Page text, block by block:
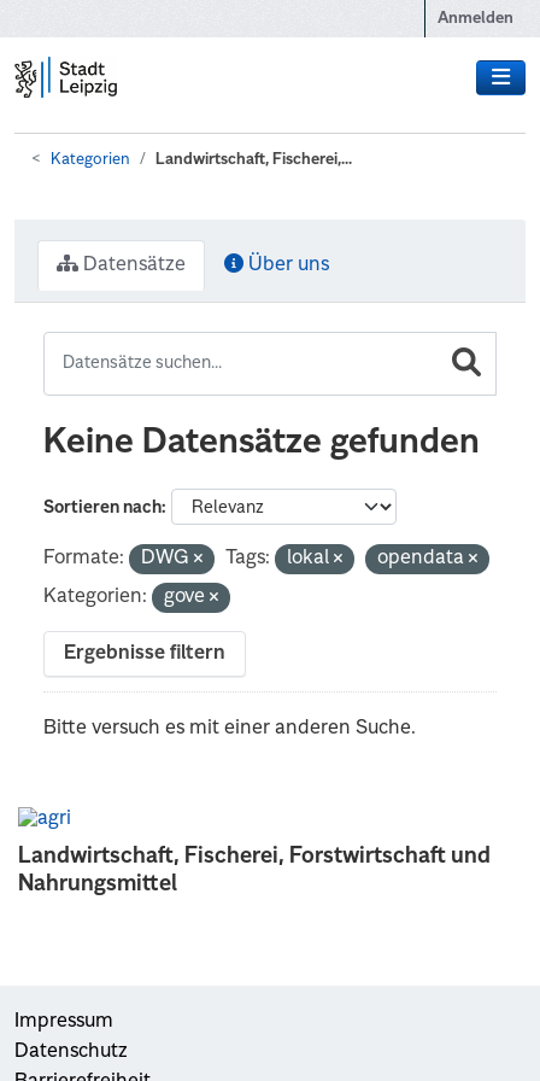
Anmelden
Kategorien Landwirtschaft, Fischerei,...
Landwirtschaft, Fischerei, Forstwirtschaft und
Nahrungsmittel
Datensätze Über uns
Keine Datensätze gefunden
Sortieren nach
Formate: DWG Tags: lokal
opendata
Kategorien:
gove
Ergebnisse filtern
Bitte versuch es mit einer anderen Suche.
Impressum
Datenschutz